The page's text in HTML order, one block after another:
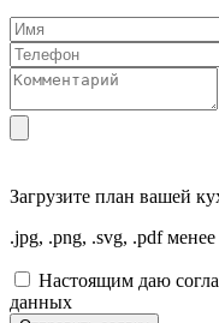
Загрузите план вашей
.jpg, .png, .svg, .pdf
Настоящим даю
данных